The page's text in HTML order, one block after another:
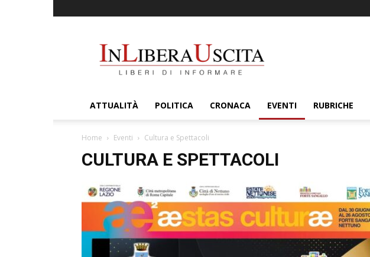
ATTUALITÀ POLITICA CRONACA EVENTI RUBRICHE
Home Eventi Cultura e Spettacoli
CULTURA E SPETTACOLI